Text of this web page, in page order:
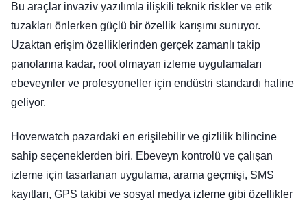
Bu araçlar invaziv yazılımla ilişkili teknik riskler ve etik
tuzakları önlerken güçlü bir özellik karışımı sunuyor.
Uzaktan erişim özelliklerinden gerçek zamanlı takip
panolarına kadar, root olmayan izleme uygulamaları
ebeveynler ve profesyoneller için endüstri standardı haline
geliyor.
Hoverwatch pazardaki en erişilebilir ve gizlilik bilincine
sahip seçeneklerden biri. Ebeveyn kontrolü ve çalışan
izleme için tasarlanan uygulama, arama geçmişi, SMS
kayıtları, GPS takibi ve sosyal medya izleme gibi özellikler